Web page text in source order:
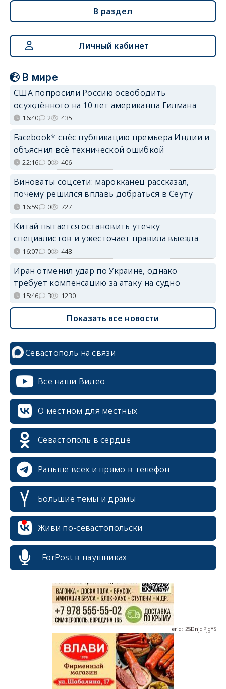
В раздел
Личный кабинет
В мире
США попросили Россию освободить
осуждённого на 10 лет американца Гилмана
16:40 2 435
Facebook* снёс публикацию премьера Индии и
объяснил всё технической ошибкой
22:16 0 406
Виноваты соцсети: марокканец рассказал,
почему решился вплавь добраться в Сеуту
16:59 0 727
Китай пытается остановить утечку
специалистов и ужесточает правила выезда
16:07 0 448
Иран отменил удар по Украине, однако
требует компенсацию за атаку на судно
15:46 3 1230
Показать все новости
Севастополь на связи
Все наши Видео
О местном для местных
Севастополь в сердце
Раньше всех и прямо в телефон
Большие темы и драмы
Живи по-севастопольски
ForPost в наушниках
erid: 2SDnjdvhGXG